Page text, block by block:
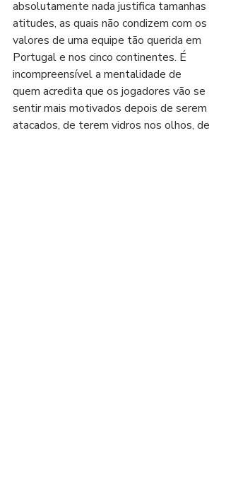
absolutamente nada justifica tamanhas
atitudes, as quais não condizem com os
valores de uma equipe tão querida em
Portugal e nos cinco continentes. É
incompreensível a mentalidade de
quem acredita que os jogadores vão se
sentir mais motivados depois de serem
atacados, de terem vidros nos olhos, de